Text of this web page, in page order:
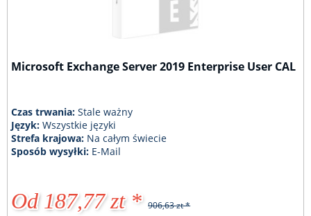
Microsoft Exchange Server 2019 Enterprise User CAL
Czas trwania:Stale ważny
Język:Wszystkie języki
Strefa krajowa: Na całym świecie
Sposób wysyłki: E-Mail
Od 187,77 zt * 906,63 zt *